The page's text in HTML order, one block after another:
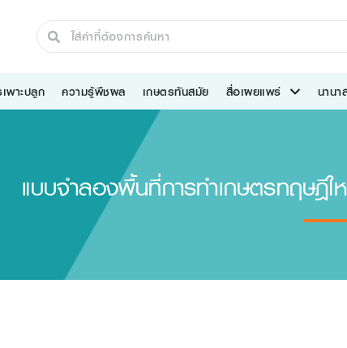
พาะปลูก ความรู้พืชผล เกษตรทันสมัย สื่อเผยแพร่ นานา
แบบจําลองพื้นที่การทําเกษตรทฤษฎี